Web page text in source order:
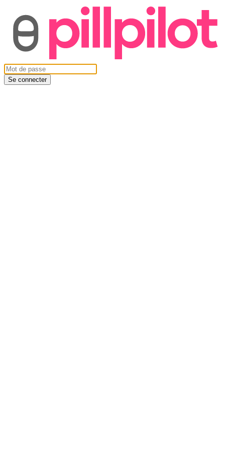
Se connecter